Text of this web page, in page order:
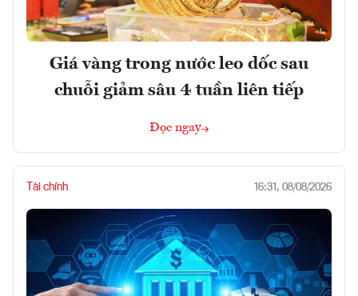
Giá vàng trong nước leo dốc sau
chuỗi giảm sâu 4 tuần liên tiếp
Đọc ngay
Tài chính 16:31, 08/08/2026